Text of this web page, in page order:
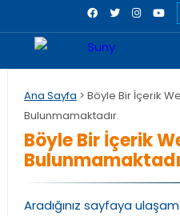
Ana Sayfa > Böyle Bir İçerik
Bulunmamaktadır.
Böyle Bir İçerik
Aradığınız sayfaya